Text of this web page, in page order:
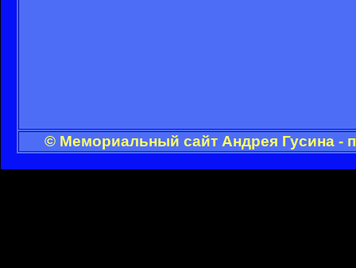
© Мемориальный сайт Андрея Гусина -